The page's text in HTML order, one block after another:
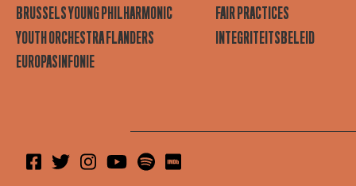
BRUSSELS YOUNG PHILHARMONIC
YOUTH ORCHESTRA FLANDERS
EUROPASINFONIE
FAIR PRACTICES
INTEGRITEITSBELEID